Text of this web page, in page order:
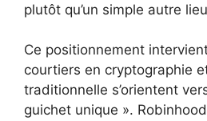
plutôt qu’un simple autre
Ce positionnement
courtiers en cryptographie
traditionnelle s’orientent
guichet unique ».